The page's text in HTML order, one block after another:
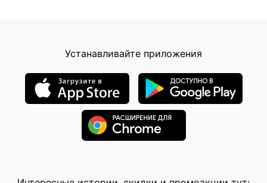
Устанавливайте приложения